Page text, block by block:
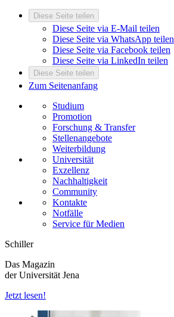
Diese Seite teilen
Diese Seite via E-Mail teilen
Diese Seite via WhatsApp teilen
Diese Seite via Facebook teilen
Diese Seite via LinkedIn teilen
Diese Seite teilen
Zum Seitenanfang
Studium
Promotion
Forschung & Transfer
Stellenangebote
Weiterbildung
Universität
Exzellenz
Nachhaltigkeit
Community
Kontakte
Notfälle
Service für Medien
Schiller
Das Magazin
der Universität Jena
Jetzt lesen!